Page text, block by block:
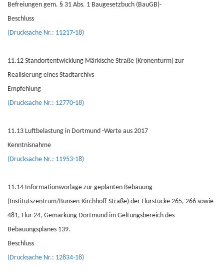
Befreiungen gem. § 31 Abs. 1 Baugesetzbuch (BauGB)-
Beschluss
(Drucksache Nr.: 11217-18)
11.12 Standortentwicklung Märkische Straße (Kronenturm) zur
Realisierung eines Stadtarchivs
Empfehlung
(Drucksache Nr.: 12770-18)
11.13 Luftbelastung in Dortmund -Werte aus 2017
Kenntnisnahme
(Drucksache Nr.: 11953-18)
11.14 Informationsvorlage zur geplanten Bebauung
(Institutszentrum/Bunsen-Kirchhoff-Straße) der Flurstücke 265, 266 sowie
481, Flur 24, Gemarkung Dortmund im Geltungsbereich des
Bebauungsplanes 139.
Beschluss
(Drucksache Nr.: 12834-18)